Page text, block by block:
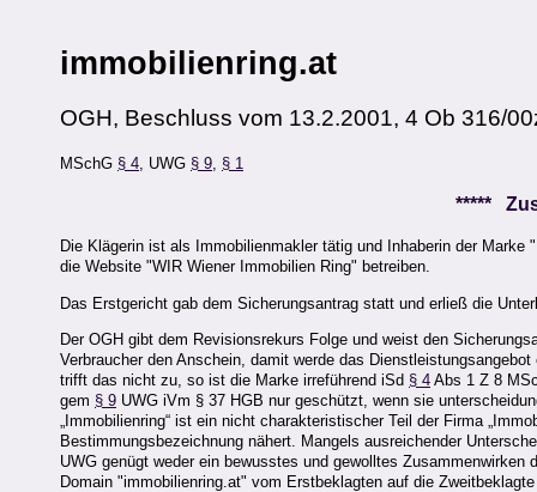
immobilienring.at
OGH, Beschluss vom 13.2.2001, 4 Ob 316/
MSchG § 4, UWG § 9, § 1
*****
Die Klägerin ist als Immobilienmakler tätig und Inhaberin der
die Website "WIR Wiener Immobilien Ring" betreiben.
Das Erstgericht gab dem Sicherungsantrag statt und erließ die
Der OGH gibt dem Revisionsrekurs Folge und weist den
Verbraucher den Anschein, damit werde das
trifft das nicht zu, so ist die Marke irreführend iSd § 4 Abs 1 Z 8
gem § 9 UWG iVm § 37 HGB nur geschützt, wenn sie
„Immobilienring“ ist ein nicht charakteristischer Teil der Firma
Bestimmungsbezeichnung nähert. Mangels ausreichender
UWG genügt weder ein bewusstes und gewolltes
Domain "immobilienring.at" vom Erstbeklagten auf die